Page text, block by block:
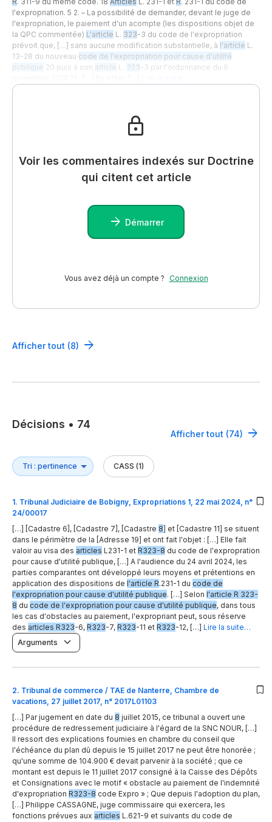
l'expropriation. 5 2. – La possibilité de demander, devant le juge de
l'expropriation, le paiement d'un acompte (les dispositions objet de
la QPC commentée) L'article L. 323-3 du code de l'expropriation
prévoit que, […] sans aucune modification substantielle, à l'article L.
13-28 du nouveau code de l'expropriation pour cause d'utilité
publique 20 puis à son article L. 323-3 par l'ordonnance du 6
Voir les commentaires indexés sur Doctrine
qui citent cet article
Démarrer
Vous avez déjà un compte ? Connexion
Afficher tout (8)
Décisions • 74
Afficher tout (74)
CASS (1)
1. Tribunal Judiciaire de Bobigny, Expropriations 1, 22 mai 2024, n°
24/00017
[…] [Cadastre 6], [Cadastre 7], [Cadastre 8] et [Cadastre 11] se situent
dans le périmètre de la [Adresse 19] et ont fait l'objet : […] Elle fait
valoir au visa des articles L231-1 et R323-8 du code de l'expropration
pour cause d'utilité publique, […] A l'audience du 24 avril 2024, les
parties comparantes ont développé leurs moyens et prétentions en
application des dispositions de l'article R.231-1 du code de
l'expropriation pour cause d'utilité publique. […] Selon l'article R 323-
8 du code de l'expropriation pour cause d'utilité publique, dans tous
les cas d'obstacles au paiement, l'expropriant peut, sous réserve
des articles R323-6, R323-7, R323-11 et R323-12, […] Lire la suite…
Arguments
2. Tribunal de commerce / TAE de Nanterre, Chambre de
vacations, 27 juillet 2017, n° 2017L01103
[…] Par jugement en date du 8 juillet 2015, ce tribunal a ouvert une
procédure de redressement judiciaire à l'égard de la SNC NOUR, […]
Il ressort des explications fournies en chambre du conseil que
l'échéance du plan dû depuis le 15 juillet 2017 ne peut être honorée ;
qu'une somme de 104.900 € devait parvenir à la société ; que ce
montant est depuis le 11 juillet 2017 consigné à la Caisse des Dépôts
et Consignations avec le motif « obstacle au paiement de l'indemnité
d'expropriation R323-8 code Expro » ; Que depuis l'adoption du plan,
[…] Philippe CASSAGNE, juge commissaire qui exercera, les
fonctions prévues aux articles L.621-9 et suivants du code de